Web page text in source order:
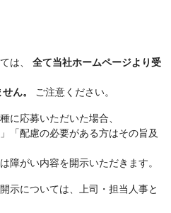
は、 全て当社ホームページより受
ん。
ご注意ください。
に応募いただいた場合、
「配慮の必要がある方はその旨及
がい内容を開示いただきます。
示については、上司・担当人事と